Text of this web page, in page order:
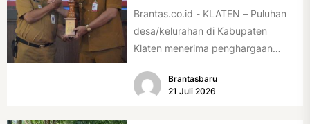
Brantas.co.id - KLATEN – Puluhan
desa/kelurahan di Kabupaten
Klaten menerima penghargaan
2026. Penghargaan tersebut
Brantasbaru
21 Juli 2026